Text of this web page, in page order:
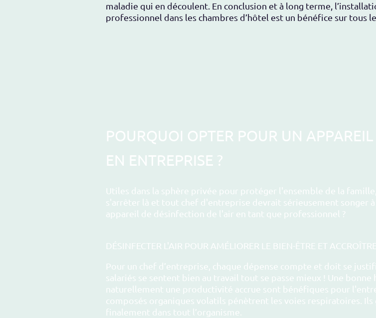
maladie qui en découlent. En conclusion et à long terme,
professionnel dans les chambres d’hôtel est un bénéfice sur tous
POURQUOI OPTER POUR UN
EN ENTREPRISE ?
Utiles dans la sphère privée pour protéger l'ensemble de la
s'arrêter là et tout chef d'entreprise devrait sérieusement songer
appareil de désinfection de l'air en tant que professionnel ?
DÉSINFECTER L'AIR POUR AMÉLIORER LE BIEN-ÊTRE ET
Pour un chef d’entreprise, chaque dépense compte et doit se
salariés se sentent bien au travail tout se passe mieux ! Une
naturellement une productivité accrue sont bénéfiques pour
composés organiques volatils pénètrent les voies respiratoires.
finalement dans tout l’organisme.